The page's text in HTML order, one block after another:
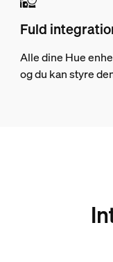
Fuld
Alle dine Hue
og du kan styre